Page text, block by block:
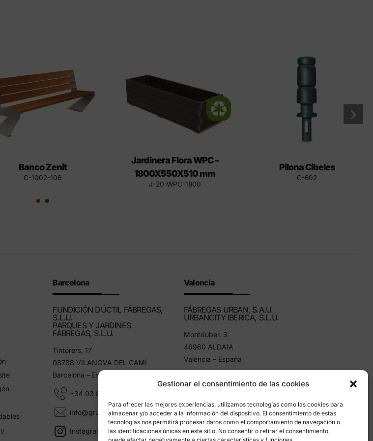
Gestionar el consentimiento de las cookies
Para ofrecer las mejores experiencias, utilizamos tecnologías como las cookies para
almacenar y/o acceder a la información del dispositivo. El consentimiento de estas
tecnologías nos permitirá procesar datos como el comportamiento de navegación o
las identificaciones únicas en este sitio. No consentir o retirar el consentimiento,
Banco Zenit
C-1002-106
Jardinera Flora WPC –
1800X550X510 mm
J-20-WPC-1800
Pilona Cibeles
C-602
Barcelona
FUNDICIÓN DÚCTIL FÁBREGAS,
S.L.U.
PARQUES Y JARDINES
FÁBREGAS, S.L.U.
Tintorers, 17
08788 VILANOVA DEL CAMÍ
Barcelona – España
+34 93 805 11 25
info@grupfabregas.com
Instagram Grup Fábregas
Valencia
FÁBREGAS URBAN, S.A.U.
URBANCITY IBÉRICA, S.L.U.
Montdúber, 3
46960 ALDAIA
Valencia – España